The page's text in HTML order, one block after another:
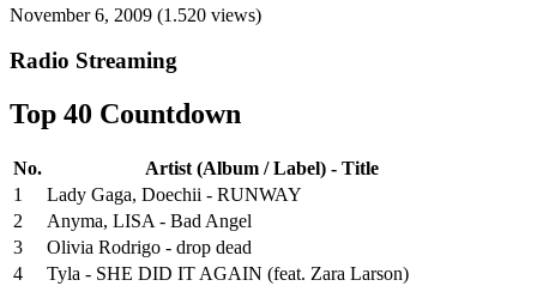
November 6, 2009 (1.520 views)
Radio Streaming
Top 40 Countdown
No.
Artist (Album / Label) - Title
1
Lady Gaga, Doechii - RUNWAY
2
Anyma, LISA - Bad Angel
3
Olivia Rodrigo - drop dead
4
Tyla - SHE DID IT AGAIN (feat. Zara Larson)